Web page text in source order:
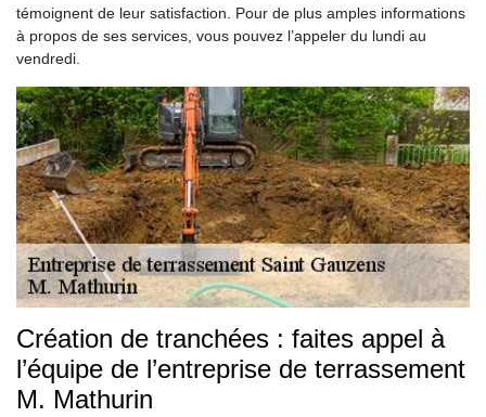
témoignent de leur satisfaction. Pour de plus amples informations
à propos de ses services, vous pouvez l’appeler du lundi au
vendredi.
Création de tranchées : faites appel à
l’équipe de l’entreprise de terrassement
M. Mathurin